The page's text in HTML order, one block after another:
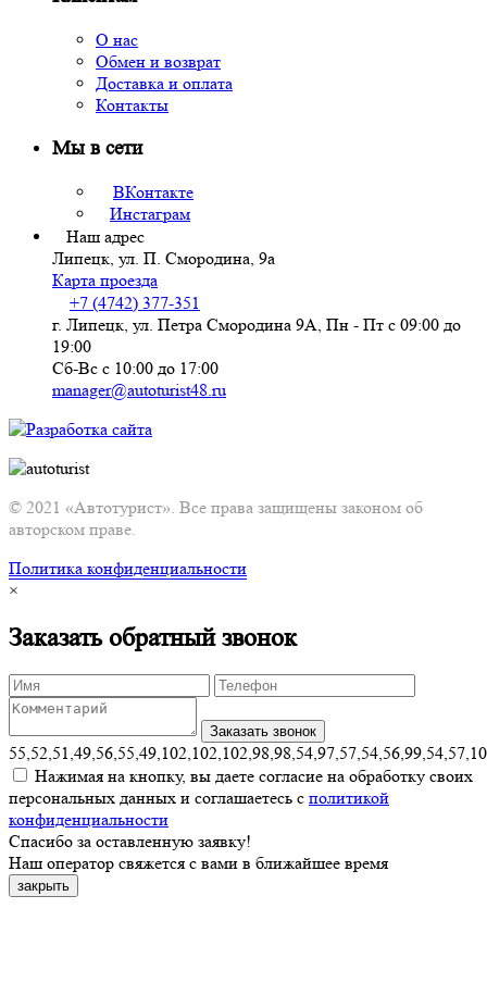
О нас
Обмен и возврат
Доставка и оплата
Контакты
Мы в сети
ВКонтакте
Инстаграм
Наш адрес
Липецк, ул. П. Смородина, 9а
Карта проезда
+7 (4742) 377-351
г. Липецк, ул. Петра Смородина 9А, Пн - Пт с 09:00 до
19:00
Сб-Вс с 10:00 до 17:00
manager@autoturist48.ru
© 2021 «Автотурист». Все права защищены законом об
авторском праве.
Политика конфиденциальности
×
Заказать обратный звонок
Нажимая на кнопку, вы даете согласие на обработку своих
персональных данных и соглашаетесь с политикой
конфиденциальности
Спасибо за оставленную заявку!
Наш оператор свяжется с вами в ближайшее время
закрыть